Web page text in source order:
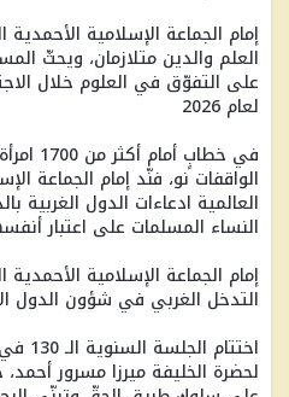
إمام الجماعة الإسلامية الأحمدية
العلم والدين متلازمان، ويحثّ
على التفوّق في العلوم خلال
لعام 2026
في خطابٍ
الواقفات نو، فنّد إمام الجماعة
العالمية ادعاءات الدول الغربية
النساء المسلمات على اعتبار
إمام الجماعة الإسلامية الأحمدية
التدخل الغربي في شؤون الدول
لحضرة الخليفة ميرزا ​​مسرور